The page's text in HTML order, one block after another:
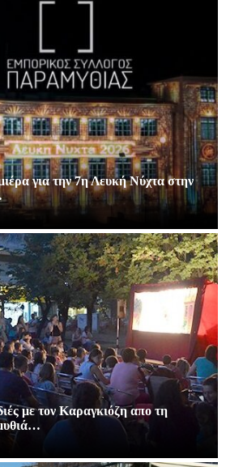
για την 7η Λευκή Νύχτα στην
με τον Καραγκιόζη απο τη